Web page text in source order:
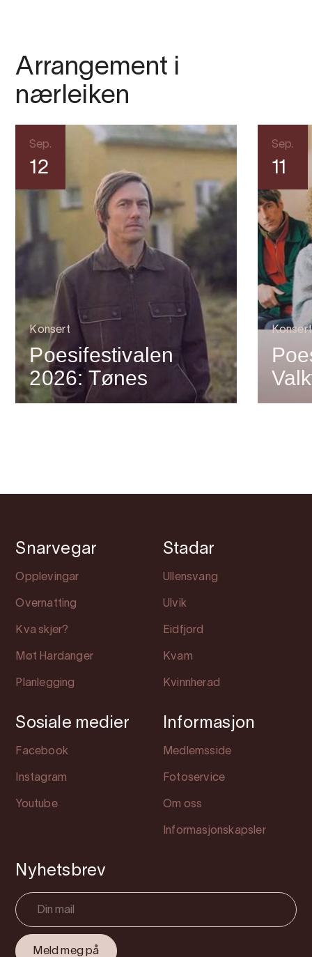
Arrangement i
nærleiken
Sep.
12
Konsert
Poesifestivalen
2026: Tønes
Sep.
11
Konsert
Snarvegar
Opplevingar
Overnatting
Kva skjer?
Møt Hardanger
Planlegging
Stadar
Ullensvang
Ulvik
Eidfjord
Kvam
Kvinnherad
Sosiale medier
Facebook
Instagram
Youtube
Informasjon
Medlemsside
Fotoservice
Om oss
Informasjonskapsler
Nyhetsbrev